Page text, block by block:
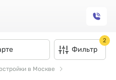
Фильтр
2
в Москве